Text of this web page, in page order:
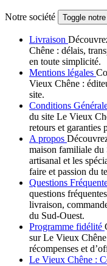
Notre société Toggle
Livraison
Chêne : délais,
en toute simplicité.
Mentions légales
Vieux Chêne :
site.
Conditions
du site Le Vieux
retours et garanties
A propos
maison familiale du
artisanal et les
faire et passion du
Questions
questions
livraison,
du Sud-Ouest.
Programme fidélité
sur Le Vieux
récompenses et
Le Vieux Chêne :